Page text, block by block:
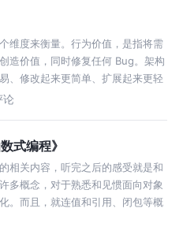
维度来衡量。行为价值，是指将需
造价值，同时修复任何 Bug。架构
、修改起来更简单、扩展起来更轻
论
式编程》
相关内容，听完之后的感受就是和
多概念，对于熟悉和见惯面向对象
。而且，就连值和引用、闭包等概
式编程的入门更是困难重重。